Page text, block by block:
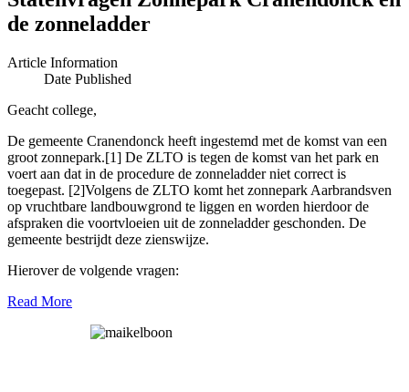
de zonneladder
Article Information
Date Published
Geacht college,
De gemeente Cranendonck heeft ingestemd met de komst van een
groot zonnepark.[1] De ZLTO is tegen de komst van het park en
voert aan dat in de procedure de zonneladder niet correct is
toegepast. [2]Volgens de ZLTO komt het zonnepark Aarbrandsven
op vruchtbare landbouwgrond te liggen en worden hierdoor de
afspraken die voortvloeien uit de zonneladder geschonden. De
gemeente bestrijdt deze zienswijze.
Hierover de volgende vragen:
Read More